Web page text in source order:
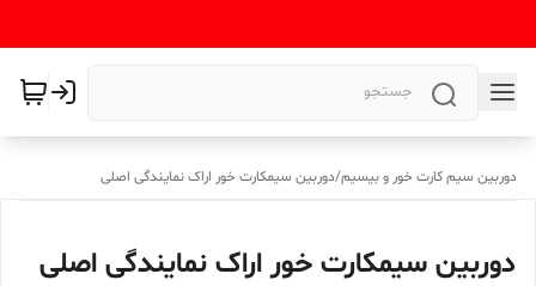
دوربین سیم کارت خور و بیسیم/دوربین سیمکارت خور اراک نمایندگی اصلی
دوربین سیمکارت خور اراک نمایندگی اصلی